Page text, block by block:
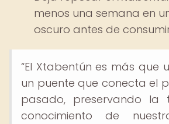
menos una semana en
oscuro antes de
“El Xtabentún es más que
un puente que conecta el
pasado, preservando la
conocimiento de